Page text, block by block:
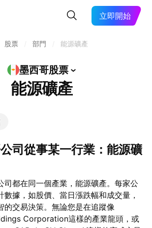
立即開始
股票 部門 能源礦產
墨西哥股票
能源礦產
司都在同一個產業，能源礦產。每家公
數據，如股價、當日漲跌幅和成交量，
的交易決策。無論您是在追蹤像
Corporation這樣的產業龍頭，或